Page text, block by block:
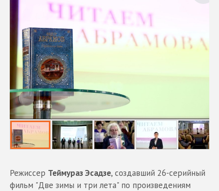
Режиссер Теймураз Эсадзе, создавший 26-серийный
фильм "Две зимы и три лета" по произведениям